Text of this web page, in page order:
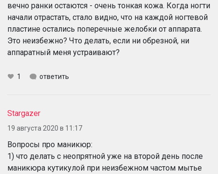
вечно ранки остаются - очень тонкая кожа. Когда ногти
начали отрастать, стало видно, что на каждой ногтевой
пластине остались поперечные желобки от аппарата.
Это неизбежно? Что делать, если ни обрезной, ни
аппаратный меня устраивают?
1 ответить
Stargazer
19 августа 2020 в 11:17
Вопросы про маникюр:
1) что делать с неопрятной уже на второй день после
маникюра кутикулой при неизбежном частом мытье